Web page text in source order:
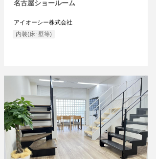
名古屋ショールーム
アイオーシー株式会社
内装(床･壁等)